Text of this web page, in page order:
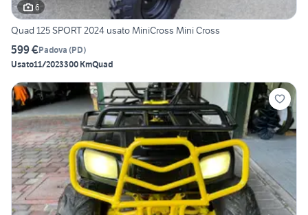
6
Quad 125 SPORT 2024 usato MiniCross Mini Cross
599 €Padova (PD)
Usato11/2023300 KmQuad